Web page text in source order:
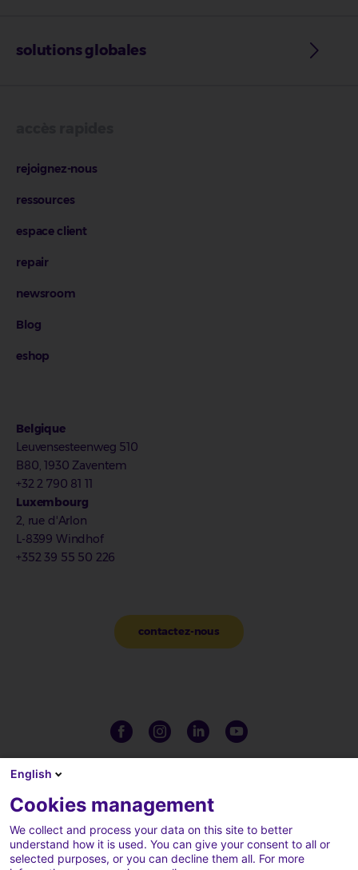
solutions globales
rejoignez-nous
ressources
espace client
repair
newsroom
Blog
eshop
Belgique
Leuvensesteenweg 510
B80, 1930 Zaventem
+32 2 790 81 11
Luxembourg
2, rue d'Arlon
L-8399 Windhof
+352 39 55 50 226
contactez-nous
English
Cookies management
We collect and process your data on this site to better
understand how it is used. You can give your consent to all or
selected purposes, or you can decline them all. For more